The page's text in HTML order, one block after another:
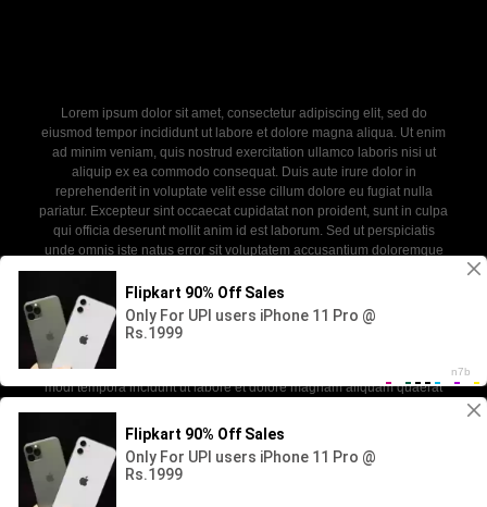
Lorem ipsum dolor sit amet, consectetur adipiscing elit, sed do
eiusmod tempor incididunt ut labore et dolore magna aliqua. Ut enim
ad minim veniam, quis nostrud exercitation ullamco laboris nisi ut
aliquip ex ea commodo consequat. Duis aute irure dolor in
reprehenderit in voluptate velit esse cillum dolore eu fugiat nulla
pariatur. Excepteur sint occaecat cupidatat non proident, sunt in culpa
qui officia deserunt mollit anim id est laborum. Sed ut perspiciatis
unde omnis iste natus error sit voluptatem accusantium doloremque
laudantium, totam rem aperiam, eaque ipsa quae ab illo inventore
veritatis et quasi architecto beatae vitae dicta sunt explicabo. Nemo
enim ipsam voluptatem quia voluptas sit aspernatur aut odit aut fugit,
sed quia consequuntur magni dolores eos qui ratione voluptatem
sequi nesciunt. Neque porro quisquam est, qui dolorem ipsum quia
dolor sit amet, consectetur, adipisci velit, sed quia non numquam eius
modi tempora incidunt ut labore et dolore magnam aliquam quaerat
2026 - newdoll. All rights reserved. Powered by WP-Script.com